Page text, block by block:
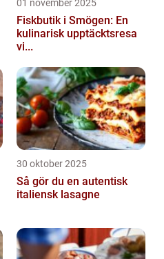
01 november 2025
Fiskbutik i Smögen: En
kulinarisk upptäcktsresa
vi...
30 oktober 2025
Så gör du en autentisk
italiensk lasagne